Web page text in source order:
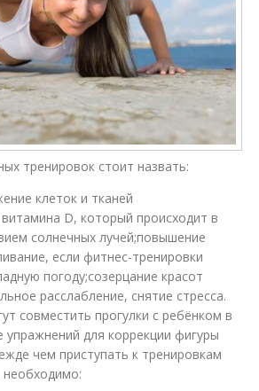
тренировок стоит назвать:
клеток и тканей
D, который происходит в
солнечных лучей;повышение
если фитнес-тренировки
погоду;созерцание красот
расслабление, снятие стресса.
совместить прогулки с ребёнком в
упражнений для коррекции фигуры
чем приступать к тренировкам
необходимо: